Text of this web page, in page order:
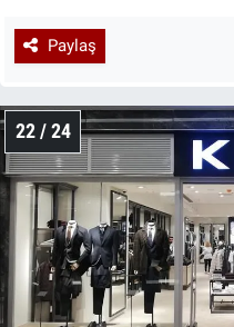
Paylaş
22 / 24